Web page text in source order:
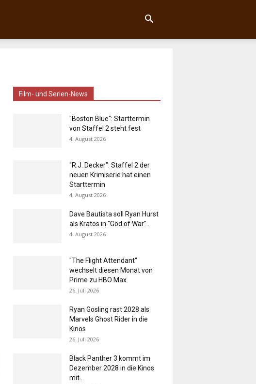
Film- und Serien-News
"Boston Blue": Starttermin
von Staffel 2 steht fest
4. August 2026
"R.J. Decker": Staffel 2 der
neuen Krimiserie hat einen
Starttermin
4. August 2026
Dave Bautista soll Ryan Hurst
als Kratos in "God of War"...
4. August 2026
"The Flight Attendant"
wechselt diesen Monat von
Prime zu HBO Max
26. Juli 2026
Ryan Gosling rast 2028 als
Marvels Ghost Rider in die
Kinos
26. Juli 2026
Black Panther 3 kommt im
Dezember 2028 in die Kinos
mit...